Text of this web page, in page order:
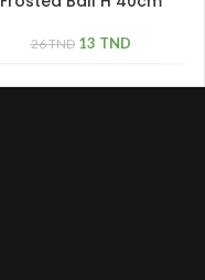
26TND 13 TND